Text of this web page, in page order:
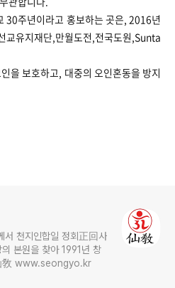
30주년이라고 홍보하는 곳은, 2016년
교유지재단,만월도전,전국도원,Sunta
을 보호하고, 대중의 오인혼동을 방지
사
찾아 1991년 창
敎 www.seongyo.kr